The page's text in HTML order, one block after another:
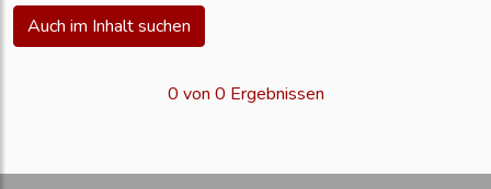
Auch im Inhalt suchen
0 von 0 Ergebnissen